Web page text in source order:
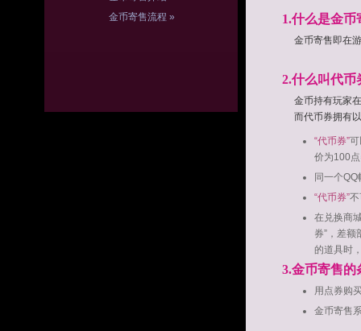
金币寄售流程 »
1.什么是金币
金币寄售即在
2.什么叫代币
金币持有玩家
而代币券拥有
“代币券”
价为100
同一个
“代币券”
在兑换商
券”，差
的道具时
3.金币寄售的
用点券购
金币寄售